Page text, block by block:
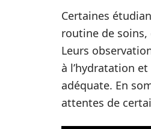
Certaines
routine de
Leurs
à l’hydratation
adéquate. En
attentes de